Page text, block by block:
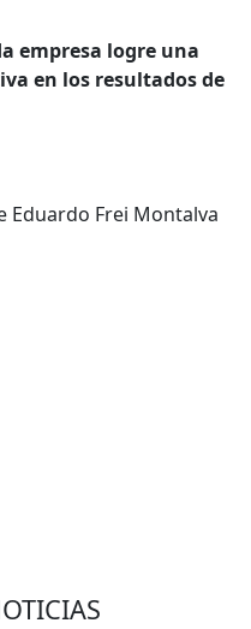
empresa logre una
en los resultados de
Eduardo Frei Montalva